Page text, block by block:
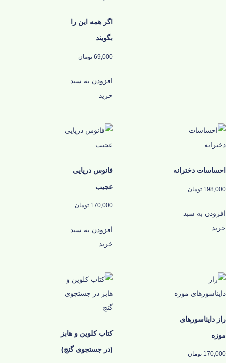
اگر همه این را
بگویند
69,000 تومان
افزودن به سبد
خرید
احساسات دخترانه
198,000 تومان
افزودن به سبد
خرید
فانوس دریایی
عجیب
170,000 تومان
افزودن به سبد
خرید
راز دایناسورهای
موزه
170,000 تومان
کتاب کلوین و هابز
(در جستجوی گنج)